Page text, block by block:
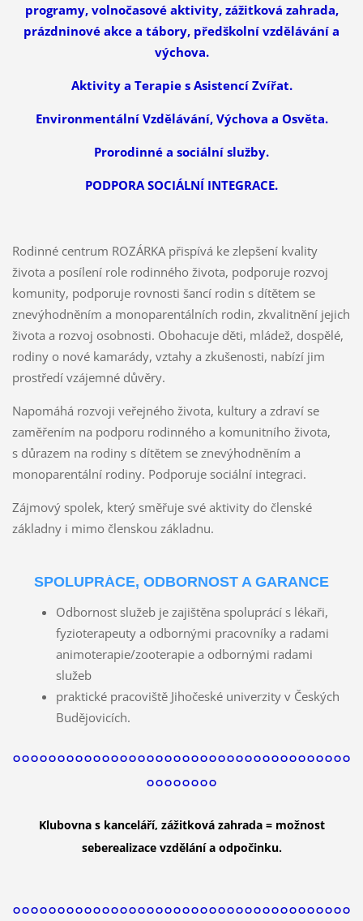
programy, volnočasové aktivity, zážitková zahrada,
prázdninové akce a tábory, předškolní vzdělávání a
výchova.
Aktivity a Terapie s Asistencí Zvířat.
Environmentální Vzdělávání, Výchova a Osvěta.
Prorodinné a sociální služby.
PODPORA SOCIÁLNÍ INTEGRACE.
Rodinné centrum ROZÁRKA přispívá ke zlepšení kvality
života a posílení role rodinného života, podporuje rozvoj
komunity, podporuje rovnosti šancí rodin s dítětem se
znevýhodněním a monoparentálních rodin, zkvalitnění jejich
života a rozvoj osobnosti. Obohacuje děti, mládež, dospělé,
rodiny o nové kamarády, vztahy a zkušenosti, nabízí jim
prostředí vzájemné důvěry.
Napomáhá rozvoji veřejného života, kultury a zdraví se
zaměřením na podporu rodinného a komunitního života,
s důrazem na rodiny s dítětem se znevýhodněním a
monoparentální rodiny. Podporuje sociální integraci.
Zájmový spolek, který směřuje své aktivity do členské
základny i mimo členskou základnu.
SPOLUPRÁCE, ODBORNOST A GARANCE
Odbornost služeb je zajištěna spoluprácí s lékaři,
fyzioterapeuty a odbornými pracovníky a radami
animoterapie/zooterapie a odbornými radami
služeb
praktické pracoviště Jihočeské univerzity v Českých
Budějovicích.
°°°°°°°°°°°°°°°°°°°°°°°°°°°°°°°°°°°°°°
°°°°°°°°
Klubovna s kanceláří, zážitková zahrada = možnost
seberealizace vzdělání a odpočinku.
°°°°°°°°°°°°°°°°°°°°°°°°°°°°°°°°°°°°°°